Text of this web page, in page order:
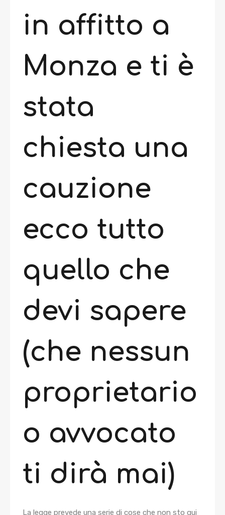
in affitto a
Monza e ti è
stata
chiesta una
cauzione
ecco tutto
quello che
devi sapere
(che nessun
proprietario
o avvocato
ti dirà mai)
La legge prevede una serie di cose che non sto qui